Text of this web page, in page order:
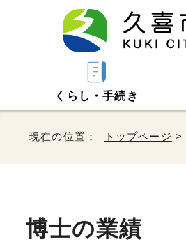
くらし・手続き
現在の位置： トップページ >
博士の業績